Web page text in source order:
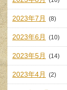
2023年7月 (8)
2023年6月 (10)
2023年5月 (14)
2023年4月 (2)